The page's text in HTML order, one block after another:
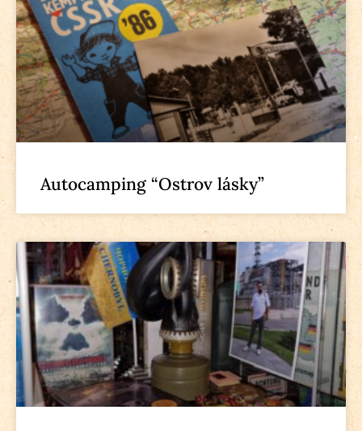
Autocamping “Ostrov lásky”